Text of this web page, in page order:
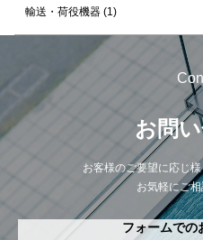
輸送・荷役機器 (1)
お問
お客様のご要望に応じ
お気軽にご
フォームでの